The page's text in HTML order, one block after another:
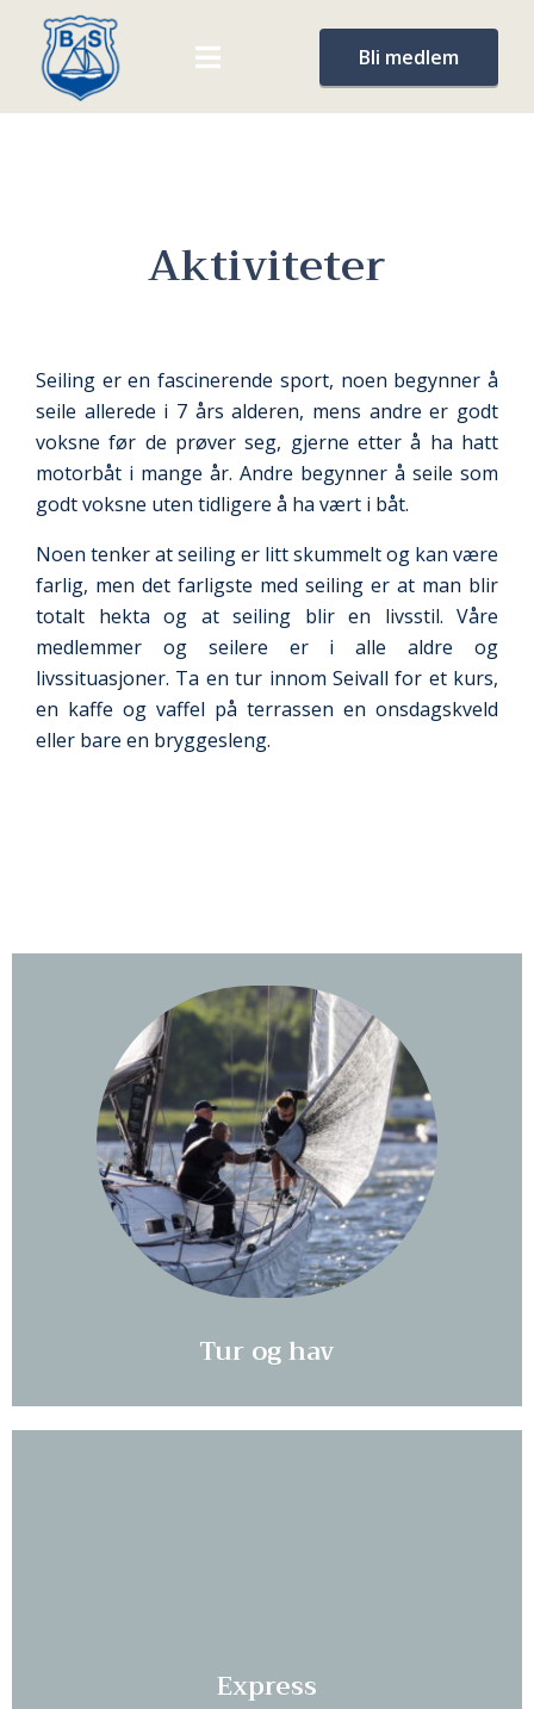
Bli medlem
Aktiviteter
Seiling er en fascinerende sport, noen begynner å
seile allerede i 7 års alderen, mens andre er godt
voksne før de prøver seg, gjerne etter å ha hatt
motorbåt i mange år. Andre begynner å seile som
godt voksne uten tidligere å ha vært i båt.
Noen tenker at seiling er litt skummelt og kan være
farlig, men det farligste med seiling er at man blir
totalt hekta og at seiling blir en livsstil. Våre
medlemmer og seilere er i alle aldre og
livssituasjoner. Ta en tur innom Seivall for et kurs,
en kaffe og vaffel på terrassen en onsdagskveld
eller bare en bryggesleng.
Tur og hav
Les mer...
Express